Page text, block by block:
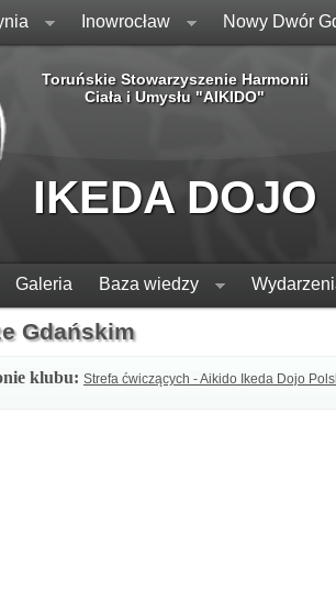
Inowrocław Nowy Dwór
Toruńskie Stowarzyszenie Harmonii
Ciała i Umysłu "AIKIDO"
IKEDA DOJO
Galeria Baza wiedzy
Gdańskim
klubu: Strefa ćwiczących - Aikido Ikeda Dojo